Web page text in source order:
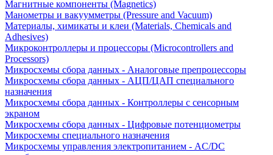
Магнитные компоненты (Magnetics)
Манометры и вакуумметры (Pressure and Vacuum)
Материалы, химикаты и клеи (Materials, Chemicals and
Adhesives)
Микроконтроллеры и процессоры (Microcontrollers and
Processors)
Микросхемы сбора данных - Аналоговые препроцессоры
Микросхемы сбора данных - АЦП/ЦАП специального
назначения
Микросхемы сбора данных - Контроллеры с сенсорным
экраном
Микросхемы сбора данных - Цифровые потенциометры
Микросхемы специального назначения
Микросхемы управления электропитанием - AC/DC